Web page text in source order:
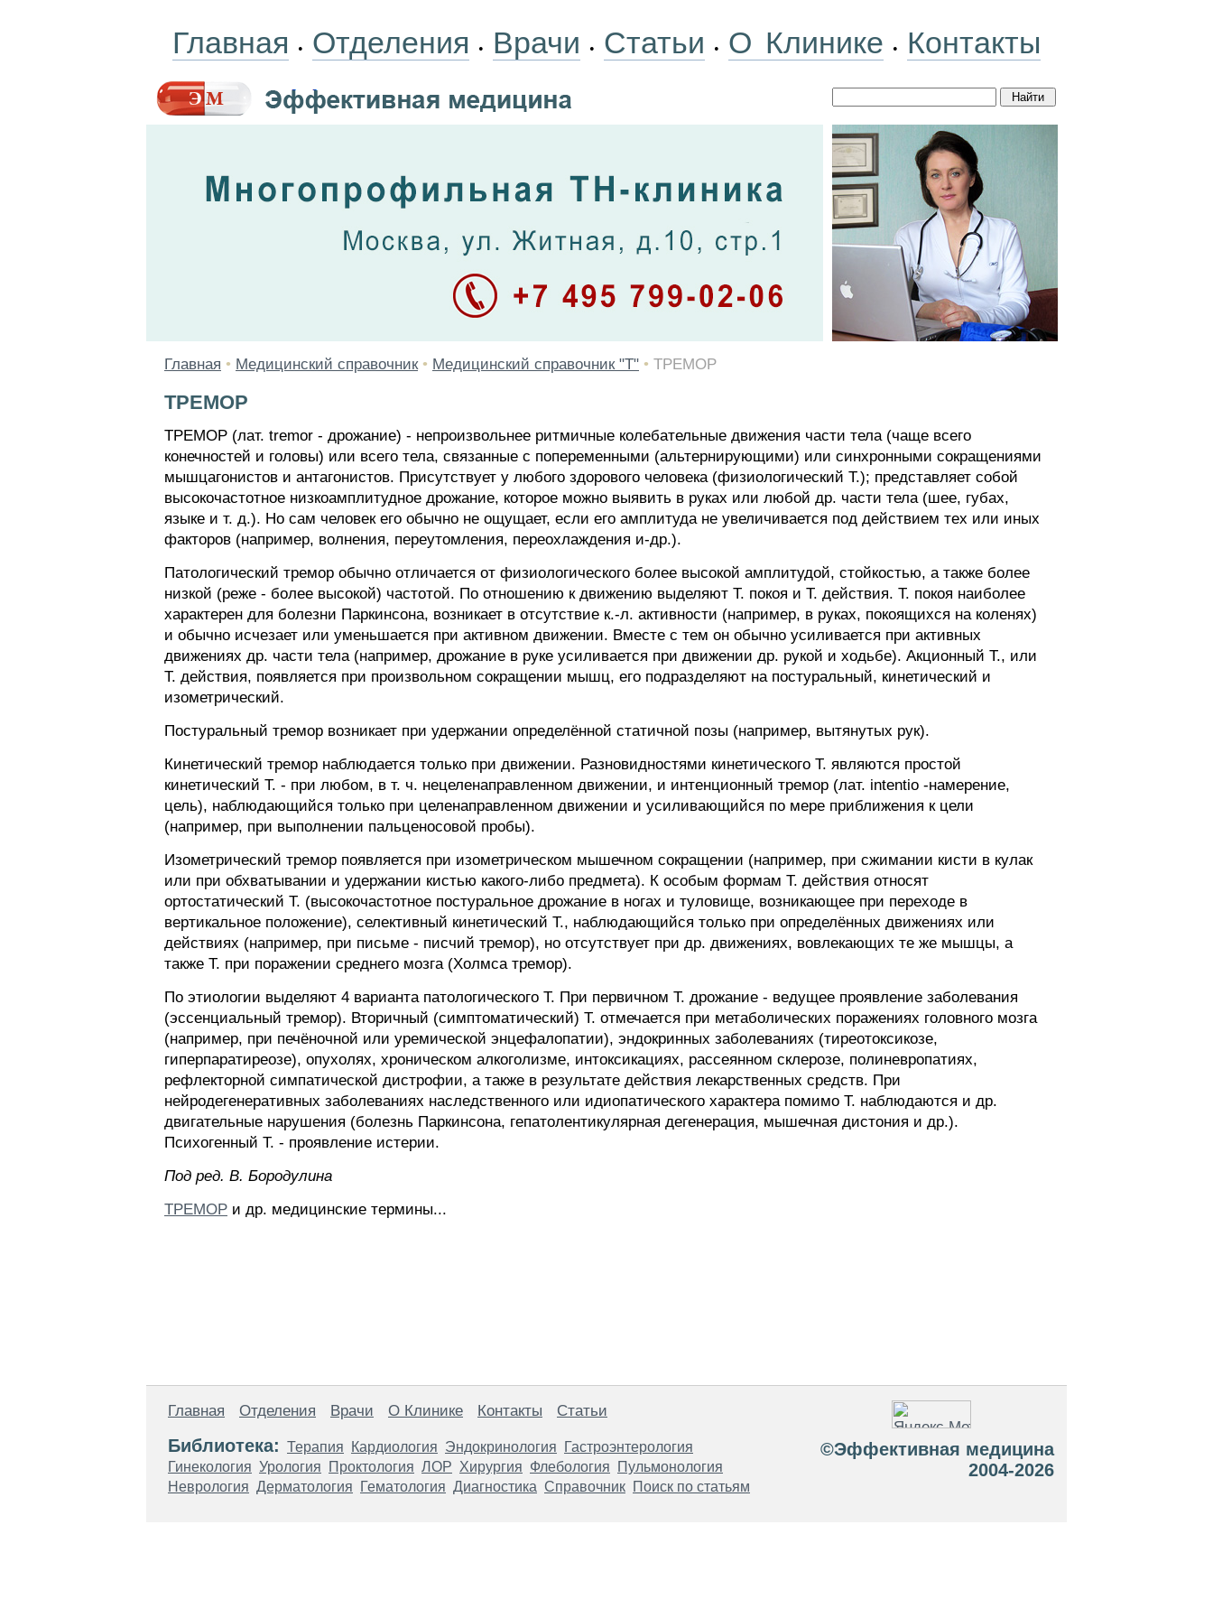
Главная • Отделения • Врачи • Статьи • О Клинике • Контакты
Главная • Медицинский справочник • Медицинский справочник "Т" • ТРЕМОР
ТРЕМОР
ТРЕМОР (лат. tremor - дрожание) - непроизвольнее ритмичные колебательные движения части тела (чаще всего
конечностей и головы) или всего тела, связанные с попеременными (альтернирующими) или синхронными сокращениями
мышцагонистов и антагонистов. Присутствует у любого здорового человека (физиологический Т.); представляет собой
высокочастотное низкоамплитудное дрожание, которое можно выявить в руках или любой др. части тела (шее, губах,
языке и т. д.). Но сам человек его обычно не ощущает, если его амплитуда не увеличивается под действием тех или иных
факторов (например, волнения, переутомления, переохлаждения и-др.).
Патологический тремор обычно отличается от физиологического более высокой амплитудой, стойкостью, а также более
низкой (реже - более высокой) частотой. По отношению к движению выделяют Т. покоя и Т. действия. Т. покоя наиболее
характерен для болезни Паркинсона, возникает в отсутствие к.-л. активности (например, в руках, покоящихся на коленях)
и обычно исчезает или уменьшается при активном движении. Вместе с тем он обычно усиливается при активных
движениях др. части тела (например, дрожание в руке усиливается при движении др. рукой и ходьбе). Акционный Т., или
Т. действия, появляется при произвольном сокращении мышц, его подразделяют на постуральный, кинетический и
изометрический.
Постуральный тремор возникает при удержании определённой статичной позы (например, вытянутых рук).
Кинетический тремор наблюдается только при движении. Разновидностями кинетического Т. являются простой
кинетический Т. - при любом, в т. ч. нецеленаправленном движении, и интенционный тремор (лат. intentio -намерение,
цель), наблюдающийся только при целенаправленном движении и усиливающийся по мере приближения к цели
(например, при выполнении пальценосовой пробы).
Изометрический тремор появляется при изометрическом мышечном сокращении (например, при сжимании кисти в кулак
или при обхватывании и удержании кистью какого-либо предмета). К особым формам Т. действия относят
ортостатический Т. (высокочастотное постуральное дрожание в ногах и туловище, возникающее при переходе в
вертикальное положение), селективный кинетический Т., наблюдающийся только при определённых движениях или
действиях (например, при письме - писчий тремор), но отсутствует при др. движениях, вовлекающих те же мышцы, а
также Т. при поражении среднего мозга (Холмса тремор).
По этиологии выделяют 4 варианта патологического Т. При первичном Т. дрожание - ведущее проявление заболевания
(эссенциальный тремор). Вторичный (симптоматический) Т. отмечается при метаболических поражениях головного мозга
(например, при печёночной или уремической энцефалопатии), эндокринных заболеваниях (тиреотоксикозе,
гиперпаратиреозе), опухолях, хроническом алкоголизме, интоксикациях, рассеянном склерозе, полиневропатиях,
рефлекторной симпатической дистрофии, а также в результате действия лекарственных средств. При
нейродегенеративных заболеваниях наследственного или идиопатического характера помимо Т. наблюдаются и др.
двигательные нарушения (болезнь Паркинсона, гепатолентикулярная дегенерация, мышечная дистония и др.).
Психогенный Т. - проявление истерии.
Пoд peд. B. Бopoдyлинa
ТРЕМОР и др. медицинские термины...
Главная Отделения Врачи О Клинике Контакты Статьи
Библиотека: Терапия Кардиология Эндокринология
Гастроэнтерология
Гинекология Урология Проктология ЛОР Хирургия Флебология
Пульмонология
Неврология Дерматология Гематология Диагностика Справочник Поиск по статьям
©Эффективная медицина
2004-2026